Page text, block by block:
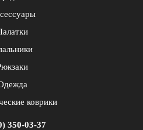
коврики
350-03-37